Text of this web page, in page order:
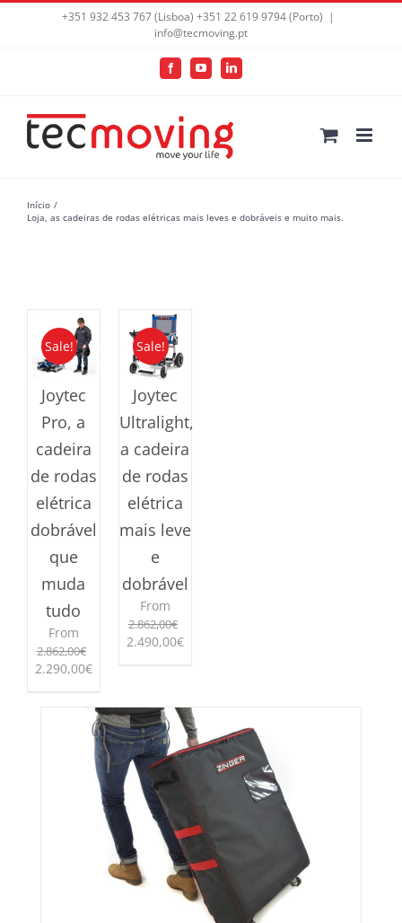
+351 932 453 767 (Lisboa) +351 22 619 9794 (Porto) |
info@tecmoving.pt
FacebookYouTubeLinkedIn
Início
Loja, as cadeiras de rodas elétricas mais leves e dobráveis e muito mais.
Sale!
Joytec
Pro, a
cadeira
de rodas
elétrica
dobrável
que
muda
tudo
From
2.862,00€
O
2.862,00€.
2.290,00€O
atual
é:
2.290,00€.
product
multiple
variants.
options
Sale!
Joytec
Ultralight,
a cadeira
de rodas
elétrica
mais leve
e
dobrável
From
2.862,00€
O
2.862,00€.
2.490,00€O
2.490,00€.
has
multiple
variants.
The
options
may
be
chosen
on
the
product